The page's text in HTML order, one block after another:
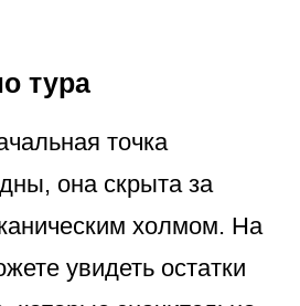
тура
точка
она скрыта за
холмом. На
увидеть остатки